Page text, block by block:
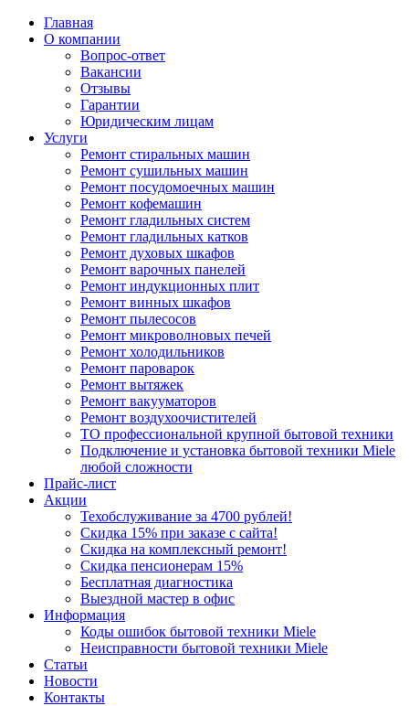
Главная
О компании
Вопрос-ответ
Вакансии
Отзывы
Гарантии
Юридическим лицам
Услуги
Ремонт стиральных машин
Ремонт сушильных машин
Ремонт посудомоечных машин
Ремонт кофемашин
Ремонт гладильных систем
Ремонт гладильных катков
Ремонт духовых шкафов
Ремонт варочных панелей
Ремонт индукционных плит
Ремонт винных шкафов
Ремонт пылесосов
Ремонт микроволновых печей
Ремонт холодильников
Ремонт пароварок
Ремонт вытяжек
Ремонт вакууматоров
Ремонт воздухоочистителей
ТО профессиональной крупной бытовой техники
Подключение и установка бытовой техники Miele
любой сложности
Прайс-лист
Акции
Техобслуживание за 4700 рублей!
Cкидка 15% при заказе с сайта!
Скидка на комплексный ремонт!
Скидка пенсионерам 15%
Бесплатная диагностика
Выездной мастер в офис
Информация
Коды ошибок бытовой техники Miele
Неисправности бытовой техники Miele
Статьи
Новости
Контакты